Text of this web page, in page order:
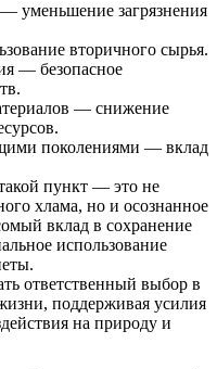
— уменьшение загрязнения
вторичного сырья.
— безопасное
— снижение
поколениями — вклад
пункт — это не
хлама, но и осознанное
вклад в сохранение
использование
ответственный выбор в
поддерживая усилия
на природу и